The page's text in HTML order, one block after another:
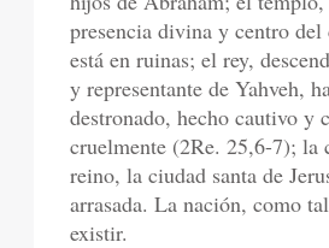
presencia divina y centro
está en ruinas; el rey,
y representante de Yahveh,
destronado, hecho cautivo y
cruelmente (2Re. 25,6-7); la
reino, la ciudad santa de
arrasada. La nación, como
existir.